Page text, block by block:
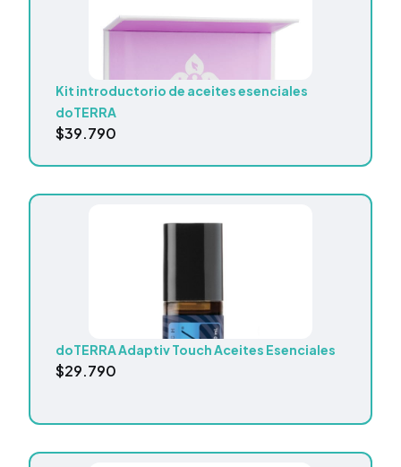
Kit introductorio de aceites esenciales
doTERRA
$39.790
doTERRA Adaptiv Touch Aceites Esenciales
$29.790